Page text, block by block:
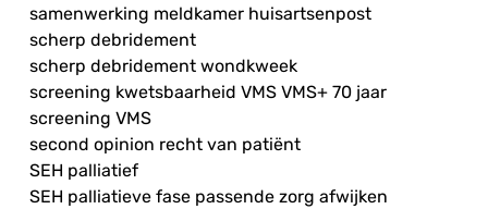
samenwerking meldkamer huisartsenpost
scherp debridement
scherp debridement wondkweek
screening kwetsbaarheid VMS VMS+ 70 jaar
screening VMS
second opinion recht van patiënt
SEH palliatief
SEH palliatieve fase passende zorg afwijken